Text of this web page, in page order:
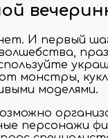
И первый
монстры,
моделями.
персонажи